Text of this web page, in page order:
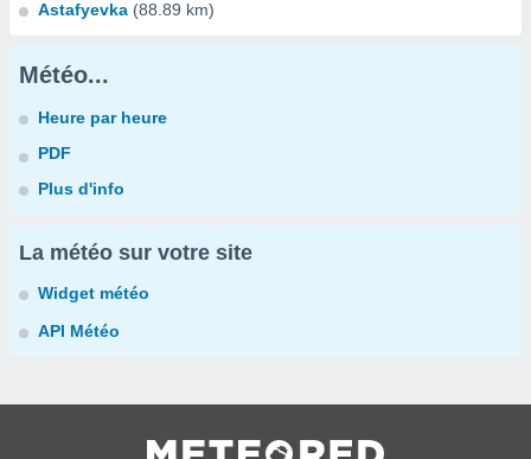
Astafyevka (88.89 km)
Météo...
Heure par heure
PDF
Plus d'info
La météo sur votre site
Widget météo
API Météo